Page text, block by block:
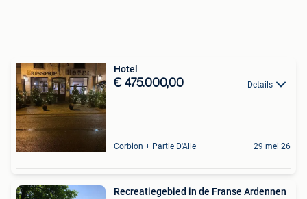
Hotel
€ 475.000,00 Details
Corbion + Partie D'Alle 29 mei 26
Recreatiegebied in de Franse Ardennen